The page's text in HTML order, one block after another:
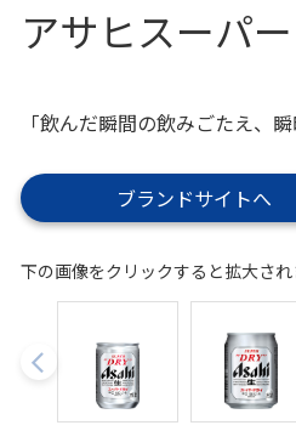
アサヒスーパ
「飲んだ瞬間の飲みごたえ、
ブランドサイトへ
下の画像をクリックすると拡大され